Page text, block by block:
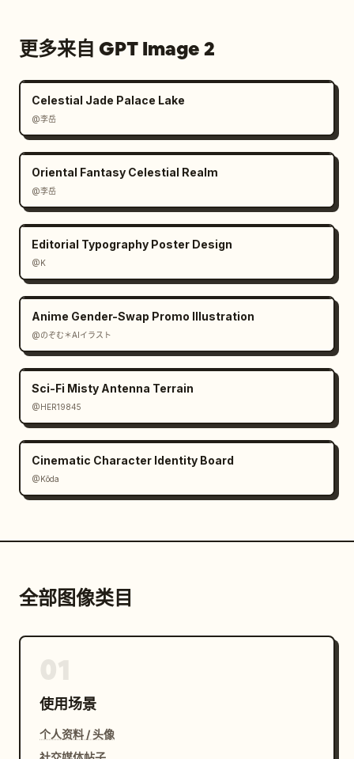
更多来自 GPT Image 2
Celestial Jade Palace Lake
@李岳
Oriental Fantasy Celestial Realm
@李岳
Editorial Typography Poster Design
@K
Anime Gender-Swap Promo Illustration
@のぞむ＊AIイラスト
Sci-Fi Misty Antenna Terrain
@HER19845
Cinematic Character Identity Board
@Kōda
全部图像类目
使用场景
个人资料 / 头像